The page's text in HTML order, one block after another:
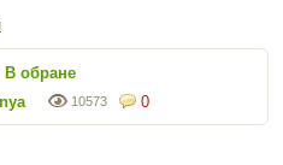
0
10573
В обране